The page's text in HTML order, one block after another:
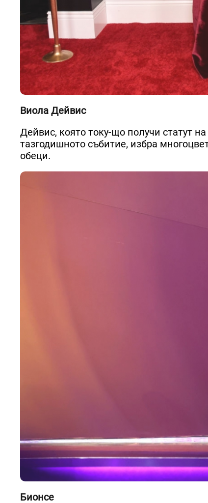
Виола Дейвис
Дейвис, която току-що получи статут
тазгодишното събитие, избра
обеци.
Бионсе